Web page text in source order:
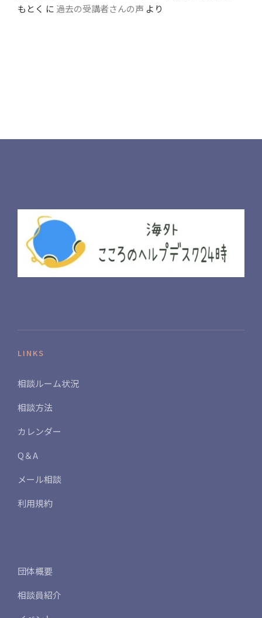
もとく に 過去の受講者さんの声 より
LINKS
相談ルーム状況
相談方法
カレンダー
Q＆A
メール相談
利用規約
団体概要
相談員紹介